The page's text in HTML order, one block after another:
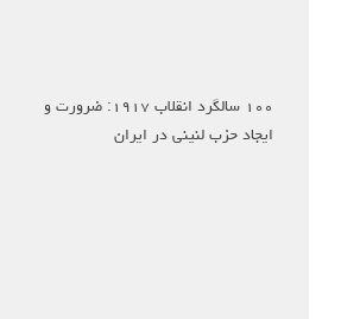
۱۰۰ سالگرد انقلاب ۱۹۱۷: ضرورت و
ایجاد حزب لنینی در ایران